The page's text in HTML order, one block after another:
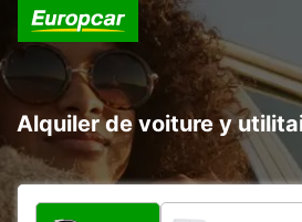
Alquiler de voiture y
¿Qué tipo de vehículo?